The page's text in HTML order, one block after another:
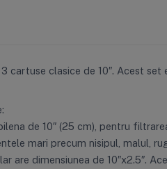
clasice de 10″. Acest
de 10″ (25 cm), pentru
mari precum nisipul, malul,
are dimensiunea de 10″x2.5″.